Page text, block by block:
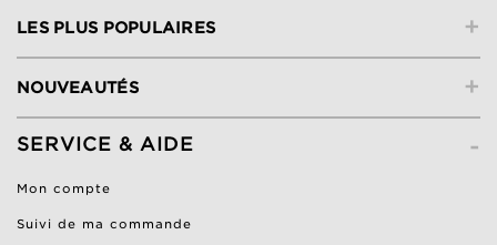
+
LES PLUS POPULAIRES
+
NOUVEAUTÉS
-
SERVICE & AIDE
Mon compte
Suivi de ma commande